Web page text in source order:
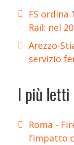
FS ordina
Rail: nel
Arezzo-
servizio
I più letti
Roma -
l’impatto